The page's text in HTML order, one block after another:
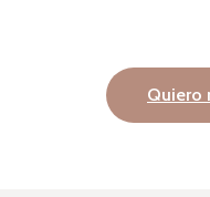
Quiero